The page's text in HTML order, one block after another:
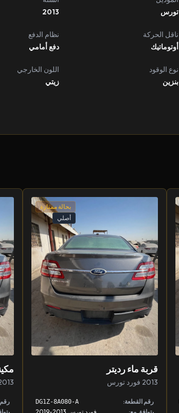
تورس
2013
ناقل الحركة
أوتوماتيك
نظام الدفع
دفع أمامي
نوع الوقود
بنزين
اللون الخارجي
زيتي
بحالة ممتازة
أصلي
قربة ماء رديتر
2013 فورد تورس
رقم القطعة: DG1Z-8A080-A
2013 فورد